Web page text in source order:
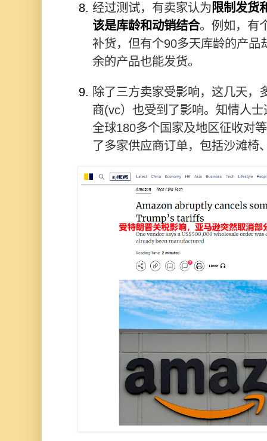
经过测试，有卖家认为 限制发货
该是库龄和动销结合。例如，有
补货，但有个90多天库龄的产品
余的产品也能发货。
除了三方卖家受影响，这几天，
商(vc）也受到了影响。知情人
全球180多个国家及地区征收对
了多家供应商订单，包括沙滩椅